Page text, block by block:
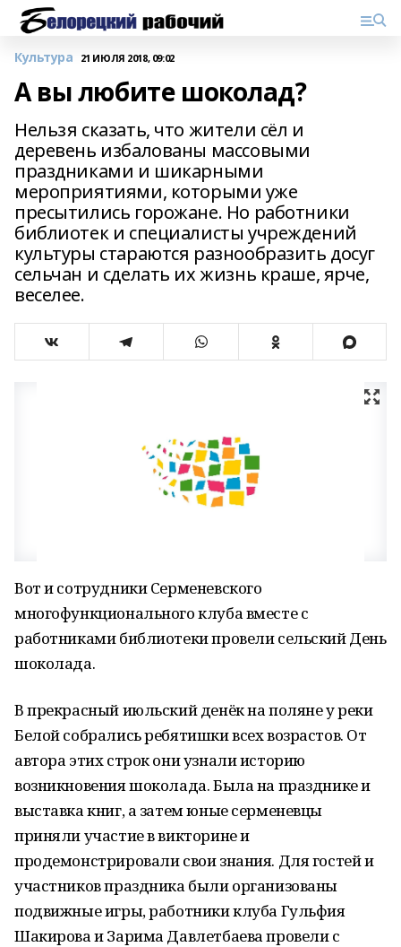
Культура 21 ИЮЛЯ 2018, 09:02
А вы любите шоколад?
Нельзя сказать, что жители сёл и
деревень избалованы массовыми
праздниками и шикарными
мероприятиями, которыми уже
пресытились горожане. Но работники
библиотек и специалисты учреждений
культуры стараются разнообразить досуг
сельчан и сделать их жизнь краше, ярче,
веселее.
Вот и сотрудники Серменевского
многофункционального клуба вместе с
работниками библиотеки провели сельский День
шоколада.
В прекрасный июльский денёк на поляне у реки
Белой собрались ребятишки всех возрастов. От
автора этих строк они узнали историю
возникновения шоколада. Была на празднике и
выставка книг, а затем юные серменевцы
приняли участие в викторине и
продемонстрировали свои знания. Для гостей и
участников праздника были организованы
подвижные игры, работники клуба Гульфия
Шакирова и Зарима Давлетбаева провели с